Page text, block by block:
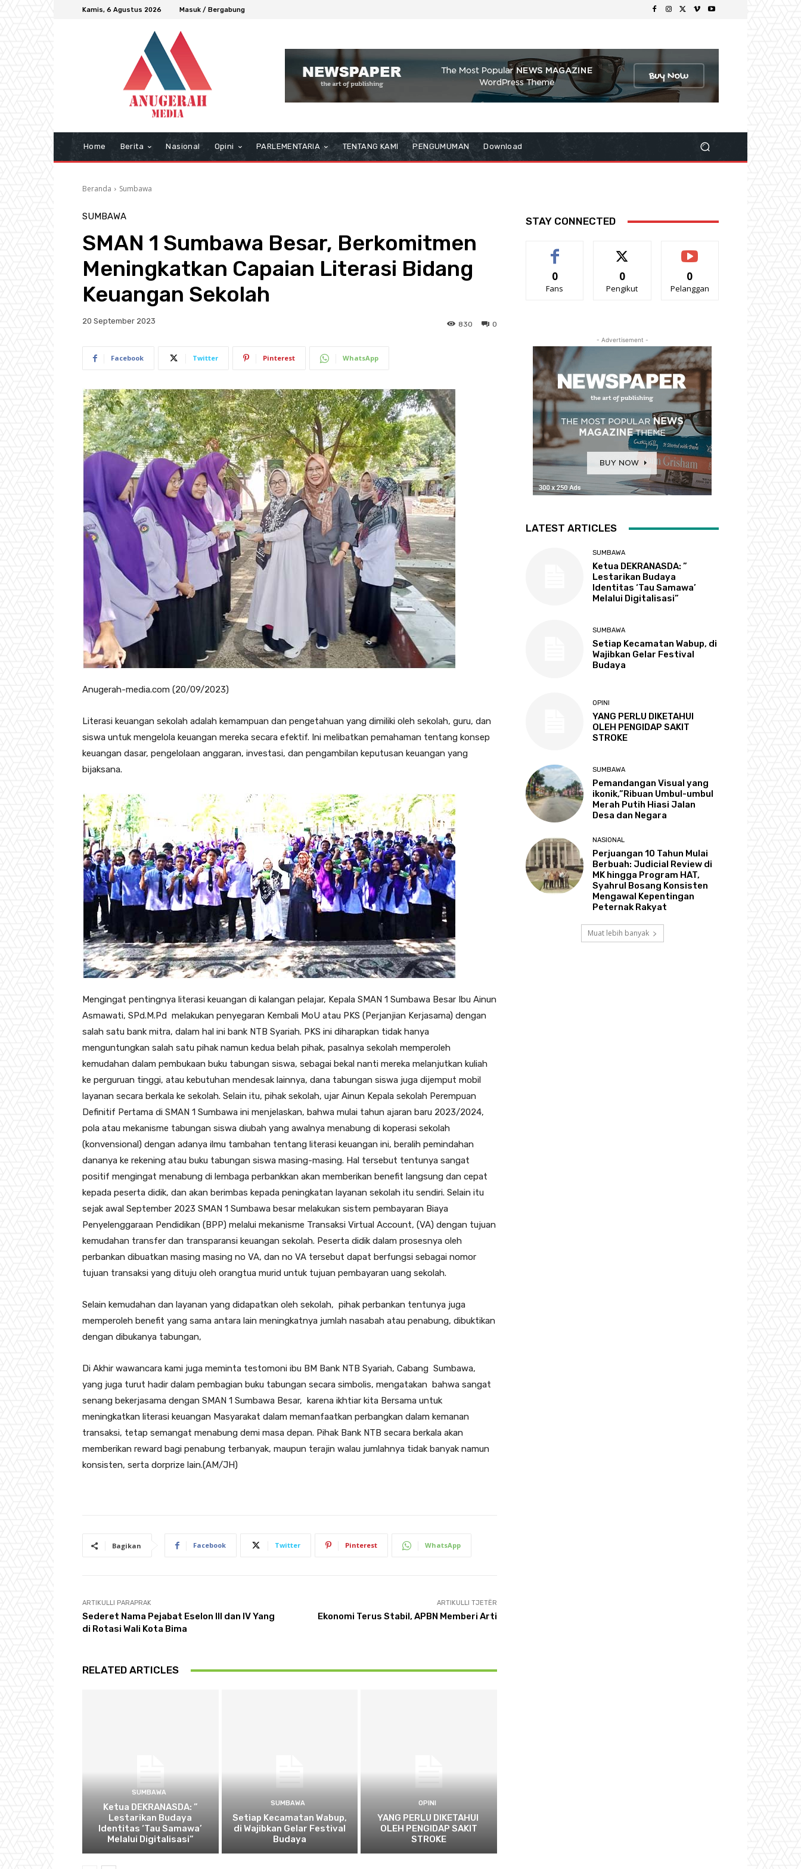
Kamis, 6 Agustus 2026 Masuk / Bergabung
Home Berita Nasional Opini PARLEMENTARIA TENTANG KAMI PENGUMUMAN Download
Beranda Sumbawa
SUMBAWA
SMAN 1 Sumbawa Besar, Berkomitmen
Meningkatkan Capaian Literasi Bidang
Keuangan Sekolah
20 September 2023 0
830
Facebook Twitter Pinterest WhatsApp
Anugerah-media.com (20/09/2023)
Literasi keuangan sekolah adalah kemampuan dan pengetahuan yang dimiliki oleh sekolah, guru, dan
siswa untuk mengelola keuangan mereka secara efektif. Ini melibatkan pemahaman tentang konsep
keuangan dasar, pengelolaan anggaran, investasi, dan pengambilan keputusan keuangan yang
bijaksana.
Mengingat pentingnya literasi keuangan di kalangan pelajar, Kepala SMAN 1 Sumbawa Besar Ibu Ainun
Asmawati, SPd.M.Pd melakukan penyegaran Kembali MoU atau PKS (Perjanjian Kerjasama) dengan
salah satu bank mitra, dalam hal ini bank NTB Syariah. PKS ini diharapkan tidak hanya
menguntungkan salah satu pihak namun kedua belah pihak, pasalnya sekolah memperoleh
kemudahan dalam pembukaan buku tabungan siswa, sebagai bekal nanti mereka melanjutkan kuliah
ke perguruan tinggi, atau kebutuhan mendesak lainnya, dana tabungan siswa juga dijemput mobil
layanan secara berkala ke sekolah. Selain itu, pihak sekolah, ujar Ainun Kepala sekolah Perempuan
Definitif Pertama di SMAN 1 Sumbawa ini menjelaskan, bahwa mulai tahun ajaran baru 2023/2024,
pola atau mekanisme tabungan siswa diubah yang awalnya menabung di koperasi sekolah
(konvensional) dengan adanya ilmu tambahan tentang literasi keuangan ini, beralih pemindahan
dananya ke rekening atau buku tabungan siswa masing-masing. Hal tersebut tentunya sangat
positif mengingat menabung di lembaga perbankkan akan memberikan benefit langsung dan cepat
kepada peserta didik, dan akan berimbas kepada peningkatan layanan sekolah itu sendiri. Selain itu
sejak awal September 2023 SMAN 1 Sumbawa besar melakukan sistem pembayaran Biaya
Penyelenggaraan Pendidikan (BPP) melalui mekanisme Transaksi Virtual Account, (VA) dengan tujuan
kemudahan transfer dan transparansi keuangan sekolah. Peserta didik dalam prosesnya oleh
perbankan dibuatkan masing masing no VA, dan no VA tersebut dapat berfungsi sebagai nomor
tujuan transaksi yang dituju oleh orangtua murid untuk tujuan pembayaran uang sekolah.
Selain kemudahan dan layanan yang didapatkan oleh sekolah, pihak perbankan tentunya juga
memperoleh benefit yang sama antara lain meningkatnya jumlah nasabah atau penabung, dibuktikan
dengan dibukanya tabungan,
Di Akhir wawancara kami juga meminta testomoni ibu BM Bank NTB Syariah, Cabang Sumbawa,
yang juga turut hadir dalam pembagian buku tabungan secara simbolis, mengatakan bahwa sangat
senang bekerjasama dengan SMAN 1 Sumbawa Besar, karena ikhtiar kita Bersama untuk
meningkatkan literasi keuangan Masyarakat dalam memanfaatkan perbangkan dalam kemanan
transaksi, tetap semangat menabung demi masa depan. Pihak Bank NTB secara berkala akan
memberikan reward bagi penabung terbanyak, maupun terajin walau jumlahnya tidak banyak namun
konsisten, serta dorprize lain.(AM/JH)
Bagikan Facebook Twitter Pinterest WhatsApp
ARTIKULLI PARAPRAK
Sederet Nama Pejabat Eselon III dan IV Yang
di Rotasi Wali Kota Bima
ARTIKULLI TJETËR
Ekonomi Terus Stabil, APBN Memberi Arti
RELATED ARTICLES
SUMBAWA
Ketua DEKRANASDA: ”
Lestarikan Budaya
Identitas ‘Tau Samawa’
Melalui Digitalisasi”
SUMBAWA
Setiap Kecamatan Wabup,
di Wajibkan Gelar Festival
Budaya
OPINI
YANG PERLU DIKETAHUI
OLEH PENGIDAP SAKIT
STROKE
STAY CONNECTED
0
Fans
0
Pengikut
0
Pelanggan
- Advertisement -
LATEST ARTICLES
SUMBAWA
Ketua DEKRANASDA: ”
Lestarikan Budaya
Identitas ‘Tau Samawa’
Melalui Digitalisasi”
SUMBAWA
Setiap Kecamatan Wabup, di
Wajibkan Gelar Festival
Budaya
OPINI
YANG PERLU DIKETAHUI
OLEH PENGIDAP SAKIT
STROKE
SUMBAWA
Pemandangan Visual yang
ikonik,”Ribuan Umbul-umbul
Merah Putih Hiasi Jalan
Desa dan Negara
NASIONAL
Perjuangan 10 Tahun Mulai
Berbuah: Judicial Review di
MK hingga Program HAT,
Syahrul Bosang Konsisten
Mengawal Kepentingan
Peternak Rakyat
Muat lebih banyak